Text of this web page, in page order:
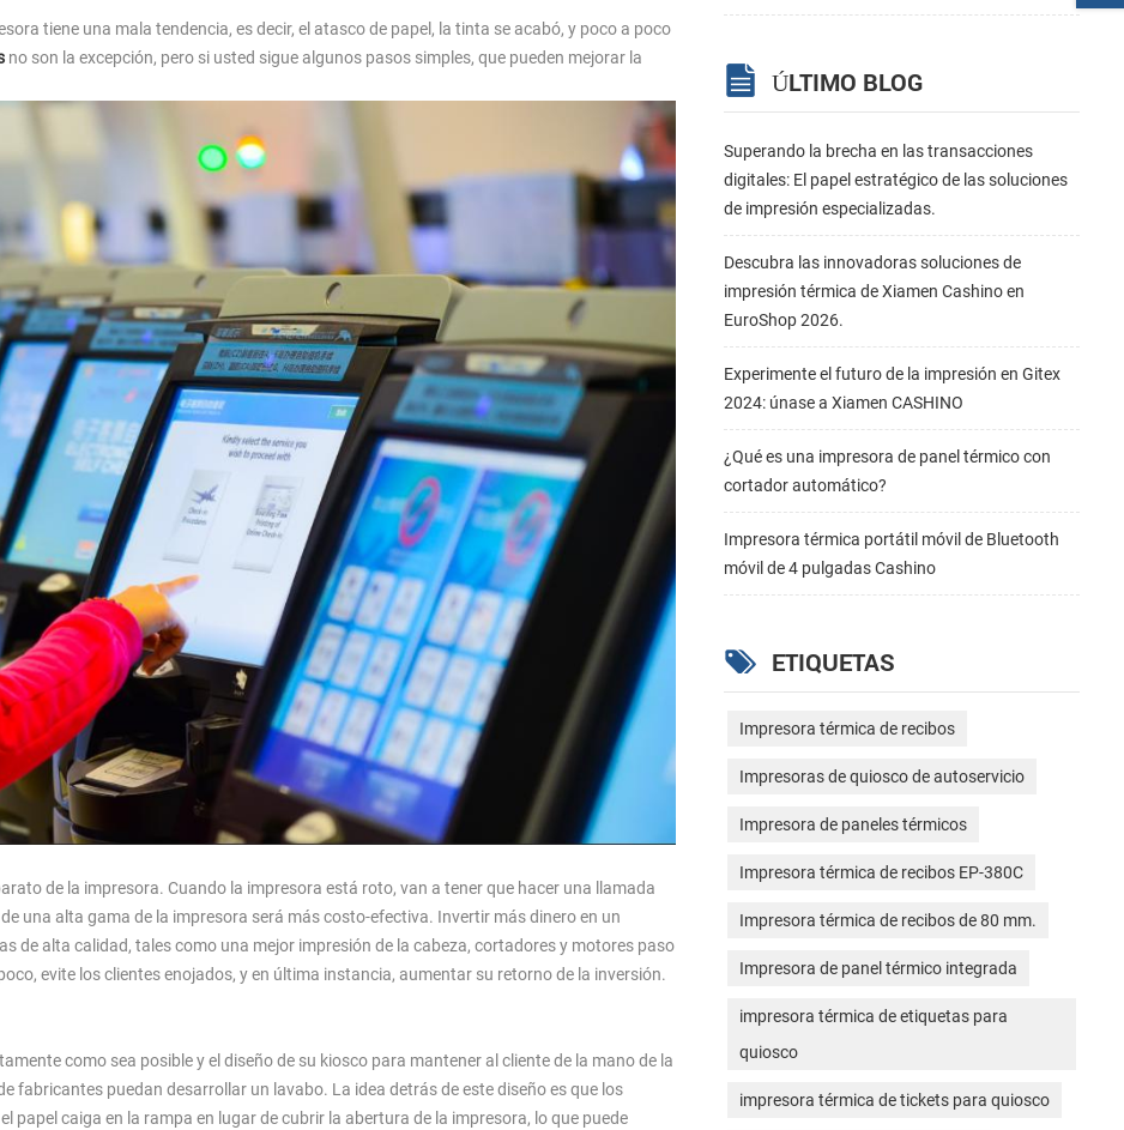
tiene una mala tendencia, es decir, el atasco de papel, la tinta se acabó, y poco a poco
no son la excepción, pero si usted sigue algunos pasos simples, que pueden mejorar la
de la impresora. Cuando la impresora está roto, van a tener que hacer una llamada
una alta gama de la impresora será más costo-efectiva. Invertir más dinero en un
de alta calidad, tales como una mejor impresión de la cabeza, cortadores y motores paso
evite los clientes enojados, y en última instancia, aumentar su retorno de la inversión.
como sea posible y el diseño de su kiosco para mantener al cliente de la mano de la
fabricantes puedan desarrollar un lavabo. La idea detrás de este diseño es que los
papel caiga en la rampa en lugar de cubrir la abertura de la impresora, lo que puede
ÚLTIMO BLOG
Superando la brecha en las transacciones
digitales: El papel estratégico de las soluciones
de impresión especializadas.
Descubra las innovadoras soluciones de
impresión térmica de Xiamen Cashino en
EuroShop 2026.
Experimente el futuro de la impresión en Gitex
2024: únase a Xiamen CASHINO
¿Qué es una impresora de panel térmico con
cortador automático?
Impresora térmica portátil móvil de Bluetooth
móvil de 4 pulgadas Cashino
ETIQUETAS
Impresora térmica de recibos
Impresoras de quiosco de autoservicio
Impresora de paneles térmicos
Impresora térmica de recibos EP-380C
Impresora térmica de recibos de 80 mm.
Impresora de panel térmico integrada
impresora térmica de etiquetas para
quiosco
impresora térmica de tickets para quiosco